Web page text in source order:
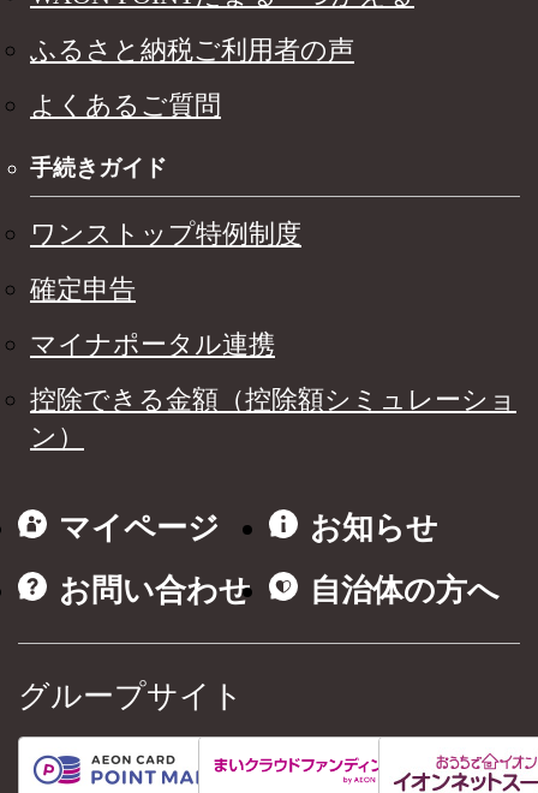
ふるさと納税ご利用者の声
よくあるご質問
手続きガイド
ワンストップ特例制度
確定申告
マイナポータル連携
控除できる金額（控除額シミュレーショ
ン）
マイページ
お知らせ
お問い合わせ
自治体の方へ
グループサイト